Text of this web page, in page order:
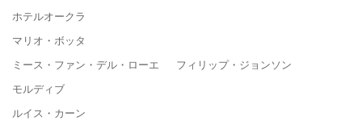
ホテルオークラ
マリオ・ボッタ
ミース・ファン・デル・ローエ フィリップ・ジョンソン
モルディブ
ルイス・カーン